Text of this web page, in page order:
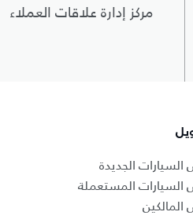
مركز إدارة علاقات العملاء
الجديدة
السيارات المستعملة